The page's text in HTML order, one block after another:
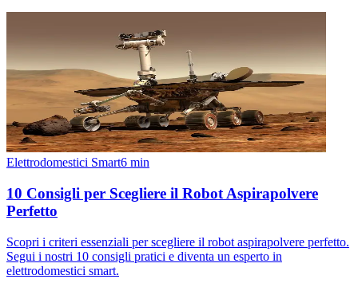
Elettrodomestici Smart6 min
10 Consigli per Scegliere il Robot Aspirapolvere
Perfetto
Scopri i criteri essenziali per scegliere il robot aspirapolvere perfetto.
Segui i nostri 10 consigli pratici e diventa un esperto in
elettrodomestici smart.